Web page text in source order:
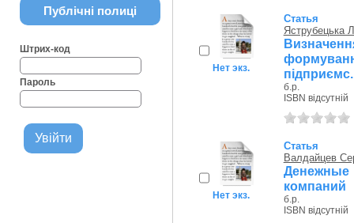
Публічні полиці
Штрих-код
Пароль
Нет экз.
Статья
Яструбецька
б.р.
ISBN відсутній
Нет экз.
Статья
Валдайцев
Денежные
компаний
б.р.
ISBN відсутній